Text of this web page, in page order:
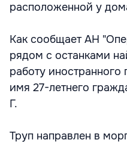
расположенной у
Как сообщает АН
рядом с останками
работу
имя 27-летнего
Г.
Труп направлен в